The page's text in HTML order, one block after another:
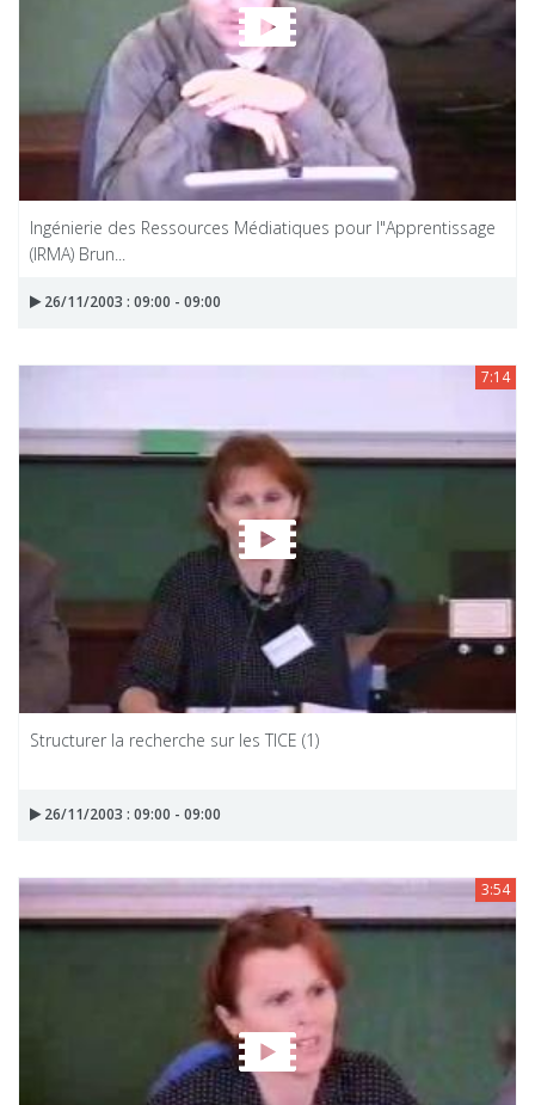
Ingénierie des Ressources Médiatiques pour I"Apprentissage
(IRMA) Brun...
26/11/2003 : 09:00 - 09:00
7:14
Structurer la recherche sur les TICE (1)
26/11/2003 : 09:00 - 09:00
3:54